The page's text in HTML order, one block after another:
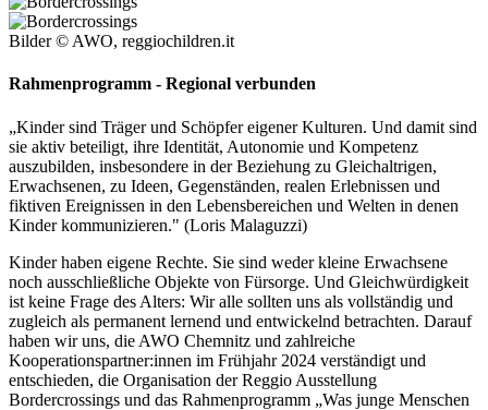
Bilder © AWO, reggiochildren.it
Rahmenprogramm - Regional verbunden
„Kinder sind Träger und Schöpfer eigener Kulturen. Und damit sind
sie aktiv beteiligt, ihre Identität, Autonomie und Kompetenz
auszubilden, insbesondere in der Beziehung zu Gleichaltrigen,
Erwachsenen, zu Ideen, Gegenständen, realen Erlebnissen und
fiktiven Ereignissen in den Lebensbereichen und Welten in denen
Kinder kommunizieren." (Loris Malaguzzi)
Kinder haben eigene Rechte. Sie sind weder kleine Erwachsene
noch ausschließliche Objekte von Fürsorge. Und Gleichwürdigkeit
ist keine Frage des Alters: Wir alle sollten uns als vollständig und
zugleich als permanent lernend und entwickelnd betrachten. Darauf
haben wir uns, die AWO Chemnitz und zahlreiche
Kooperationspartner:innen im Frühjahr 2024 verständigt und
entschieden, die Organisation der Reggio Ausstellung
Bordercrossings und das Rahmenprogramm „Was junge Menschen